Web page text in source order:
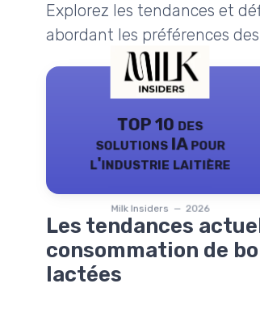
Explorez les tendances et
abordant les préférences
TOP 10 des
solutions IA pour
l'industrie laitière
Milk Insiders — 2026
Les tendances
consommation de
lactées